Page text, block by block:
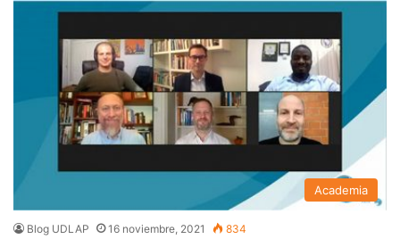
Academia
Blog UDLAP 16 noviembre, 2021 834